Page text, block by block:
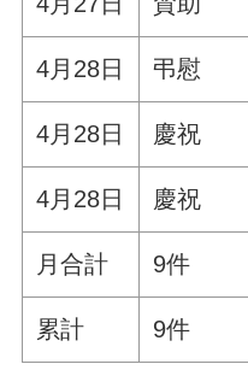
4月28日 弔慰
4月28日 慶祝
4月28日 慶祝
月合計 9件
累計 9件